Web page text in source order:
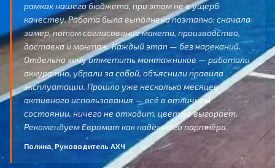
рамках нашего бюджета, при этом не в ущерб
качеству. Работа была выполнена поэтапно: сначала
замер, потом согласование макета, производство,
доставка и монтаж. Каждый этап — без нареканий.
Отдельно хочу отметить монтажников — работали
аккуратно, убрали за собой, объяснили правила
эксплуатации. Прошло уже несколько месяцев
активного использования — всё в отличном
состоянии, ничего не отходит, цвет не выгорает.
Рекомендуем Евромат как надёжного партнёра.
Полина, Руководитель АХЧ